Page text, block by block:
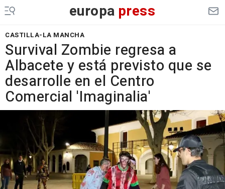
europa press
CASTILLA-LA MANCHA
Survival Zombie regresa a
Albacete y está previsto que se
desarrolle en el Centro
Comercial 'Imaginalia'